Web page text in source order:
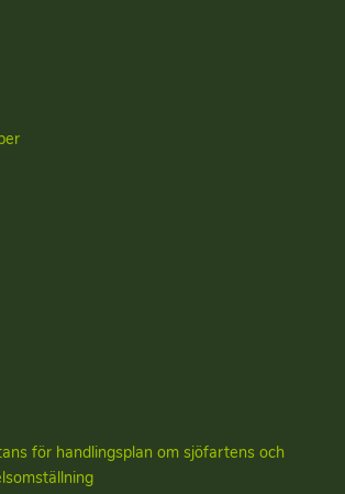
för handlingsplan om sjöfartens och